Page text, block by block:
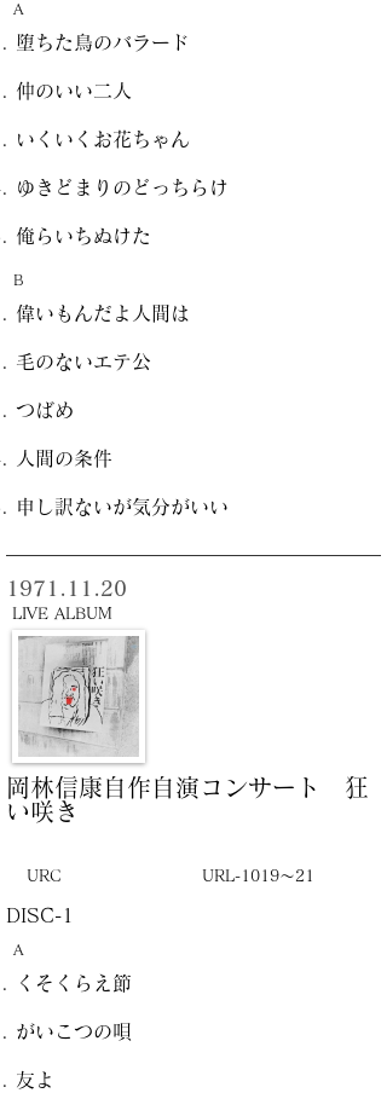
A
堕ちた鳥のバラード
仲のいい二人
いくいくお花ちゃん
ゆきどまりのどっちらけ
俺らいちぬけた
B
偉いもんだよ人間は
毛のないエテ公
つばめ
人間の条件
申し訳ないが気分がいい
岡林信康自作自演コンサート 狂
い咲き
1971.11.20
LIVE ALBUM
URC URL-1019～21
DISC-1
A
くそくらえ節
がいこつの唄
友よ